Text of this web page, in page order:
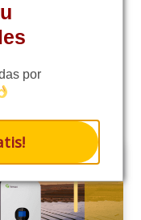
por
los
5 - (16 VOTES)